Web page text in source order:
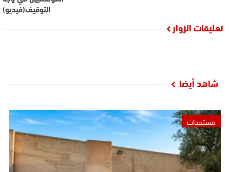
التوقيف(فيديو)
تعليقات الزوار
شاهد أيضا
مستجدات